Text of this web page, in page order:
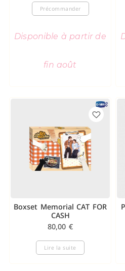
Précommander
Disponible à partir de
fin août
Boxset Memorial CAT FOR
CASH
80,00 €
Lire la suite